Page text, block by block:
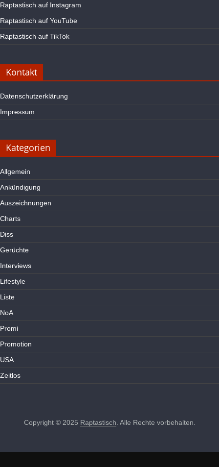
Raptastisch auf Instagram
Raptastisch auf YouTube
Raptastisch auf TikTok
Kontakt
Datenschutzerklärung
Impressum
Kategorien
Allgemein
Ankündigung
Auszeichnungen
Charts
Diss
Gerüchte
Interviews
Lifestyle
Liste
NoA
Promi
Promotion
USA
Zeitlos
Copyright © 2025 Raptastisch. Alle Rechte vorbehalten.